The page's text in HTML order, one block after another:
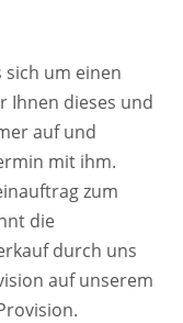
um einen
Ihnen dieses und
auf und
mit ihm.
zum
die
durch uns
auf unserem